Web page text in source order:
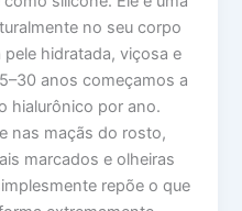
no seu corpo
hidratada, viçosa e
anos começamos a
hialurônico por ano.
nas maçãs do rosto,
marcados e olheiras
repõe o que